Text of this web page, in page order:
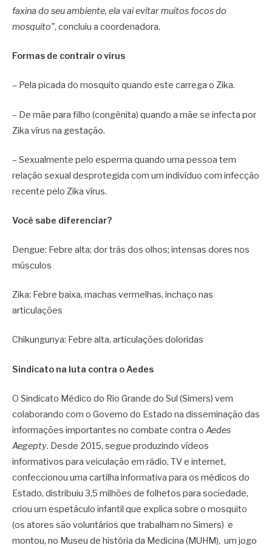
faxina do seu ambiente, ela vai evitar muitos focos do
mosquito”, concluiu a coordenadora.
Formas de contrair o vírus
– Pela picada do mosquito quando este carrega o Zika.
– De mãe para filho (congênita) quando a mãe se infecta por
Zika vírus na gestação.
– Sexualmente pelo esperma quando uma pessoa tem
relação sexual desprotegida com um indivíduo com infecção
recente pelo Zika vírus.
Você sabe diferenciar?
Dengue: Febre alta; dor trás dos olhos; intensas dores nos
músculos
Zika: Febre baixa, machas vermelhas, inchaço nas
articulações
Chikungunya: Febre alta, articulações doloridas
Sindicato na luta contra o Aedes
O Sindicato Médico do Rio Grande do Sul (Simers) vem
colaborando com o Governo do Estado na disseminação das
informações importantes no combate contra o Aedes
Aegepty. Desde 2015, segue produzindo vídeos
informativos para veiculação em rádio, TV e internet,
confeccionou uma cartilha informativa para os médicos do
Estado, distribuiu 3,5 milhões de folhetos para sociedade,
criou um espetáculo infantil que explica sobre o mosquito
(os atores são voluntários que trabalham no Simers) e
montou, no Museu de história da Medicina (MUHM), um jogo